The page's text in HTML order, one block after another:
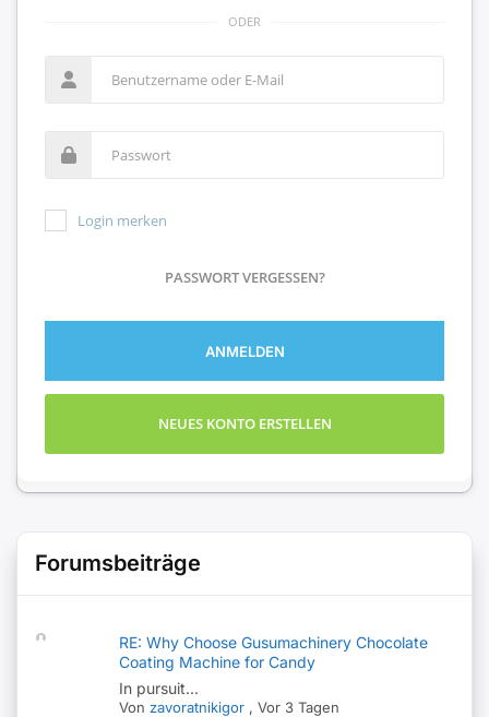
ODER
Login merken
PASSWORT VERGESSEN?
ANMELDEN
NEUES KONTO ERSTELLEN
Forumsbeiträge
RE: Why Choose Gusumachinery Chocolate
Coating Machine for Candy
In pursuit...
Von zavoratnikigor ,Vor 3 Tagen